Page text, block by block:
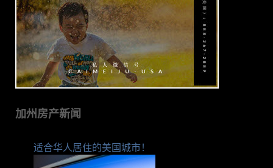
加州房产新闻
适合华人居住的美国城市！